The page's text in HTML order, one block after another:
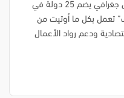
أكثر من 3000 دراسة جدوى في نطاق جغرافي يضم 25 دولة في
تعمل بكل ما أوتيت من
ودعم رواد الأعمال